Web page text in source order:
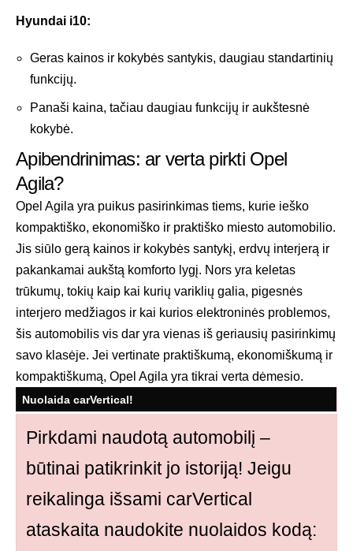
Hyundai i10:
Geras kainos ir kokybės santykis, daugiau standartinių
funkcijų.
Panaši kaina, tačiau daugiau funkcijų ir aukštesnė
kokybė.
Apibendrinimas: ar verta pirkti Opel
Agila?
Opel Agila yra puikus pasirinkimas tiems, kurie ieško
kompaktiško, ekonomiško ir praktiško miesto automobilio.
Jis siūlo gerą kainos ir kokybės santykį, erdvų interjerą ir
pakankamai aukštą komforto lygį. Nors yra keletas
trūkumų, tokių kaip kai kurių variklių galia, pigesnės
interjero medžiagos ir kai kurios elektroninės problemos,
šis automobilis vis dar yra vienas iš geriausių pasirinkimų
savo klasėje. Jei vertinate praktiškumą, ekonomiškumą ir
kompaktiškumą, Opel Agila yra tikrai verta dėmesio.
Nuolaida carVertical!
Pirkdami naudotą automobilį –
būtinai patikrinkit jo istoriją! Jeigu
reikalinga išsami carVertical
ataskaita naudokite nuolaidos kodą: